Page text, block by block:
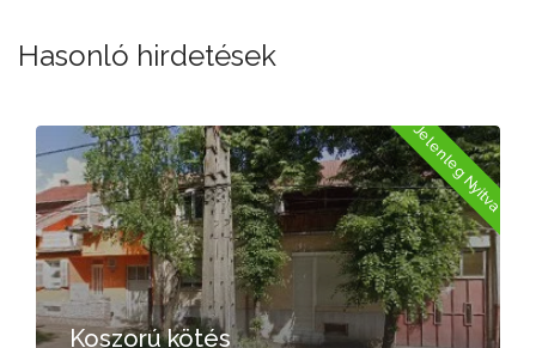
Hasonló hirdetések
Jelenleg Nyitva